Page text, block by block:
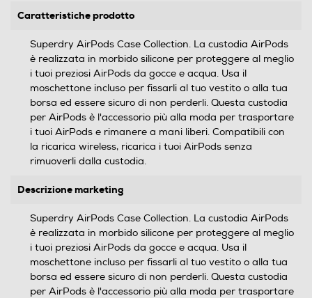
Caratteristiche prodotto
Superdry AirPods Case Collection. La custodia AirPods
è realizzata in morbido silicone per proteggere al meglio
i tuoi preziosi AirPods da gocce e acqua. Usa il
moschettone incluso per fissarli al tuo vestito o alla tua
borsa ed essere sicuro di non perderli. Questa custodia
per AirPods è l'accessorio più alla moda per trasportare
i tuoi AirPods e rimanere a mani liberi. Compatibili con
la ricarica wireless, ricarica i tuoi AirPods senza
rimuoverli dalla custodia.
Descrizione marketing
Superdry AirPods Case Collection. La custodia AirPods
è realizzata in morbido silicone per proteggere al meglio
i tuoi preziosi AirPods da gocce e acqua. Usa il
moschettone incluso per fissarli al tuo vestito o alla tua
borsa ed essere sicuro di non perderli. Questa custodia
per AirPods è l'accessorio più alla moda per trasportare